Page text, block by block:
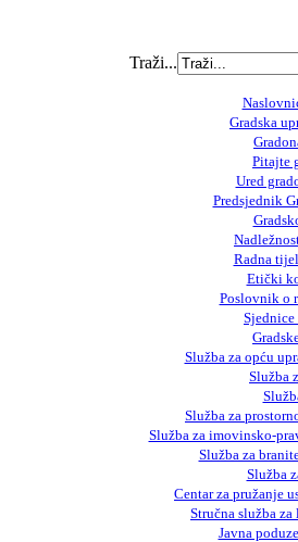
Traži...
Gradska
Pitajte
Ured
Predsjednik
Radna
Etički
Poslovnik o
Služba za opću
Služba
Služba za
Služba za imovinsko-
Služba za
Služba
Centar za pružanje
Stručna služba
Javna